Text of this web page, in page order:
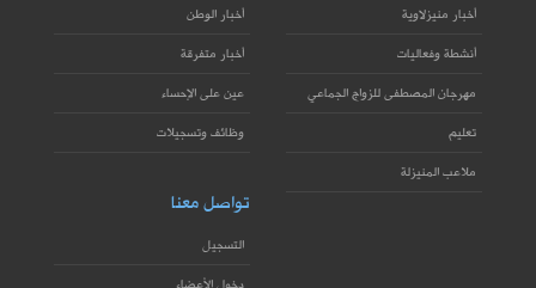
أخبار منيزلاوية
أنشطة وفعاليات
مهرجان المصطفى للزواج الجماعي
تعليم
ملاعب المنيزلة
أخبار الوطن
أخبار متفرقة
عين على الإحساء
وظائف وتسجيلات
تواصل معنا
التسجيل